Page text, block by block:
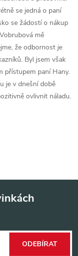
se jedná o paní
se žádostí o nákup
mě
že odbornost je
Byl jsem však
přístupem paní Hany.
je v dnešní době
ovlivnit náladu.
ODEBÍRAT